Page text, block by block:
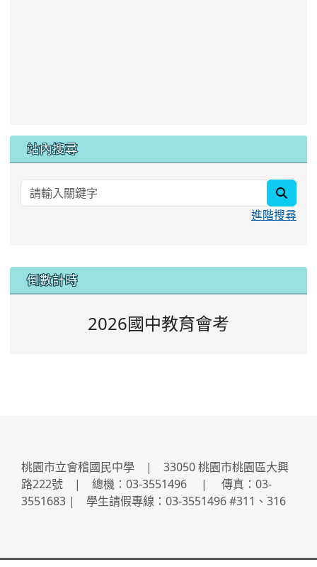
站內搜尋
進階搜尋
::: 倒數計時
2026國中教育會考
桃園市立會稽國民中學 | 33050 桃園市桃園區大興
路222號 | 總機：03-3551496 | 傳真：03-
3551683 | 學生請假專線：03-3551496 #311、316